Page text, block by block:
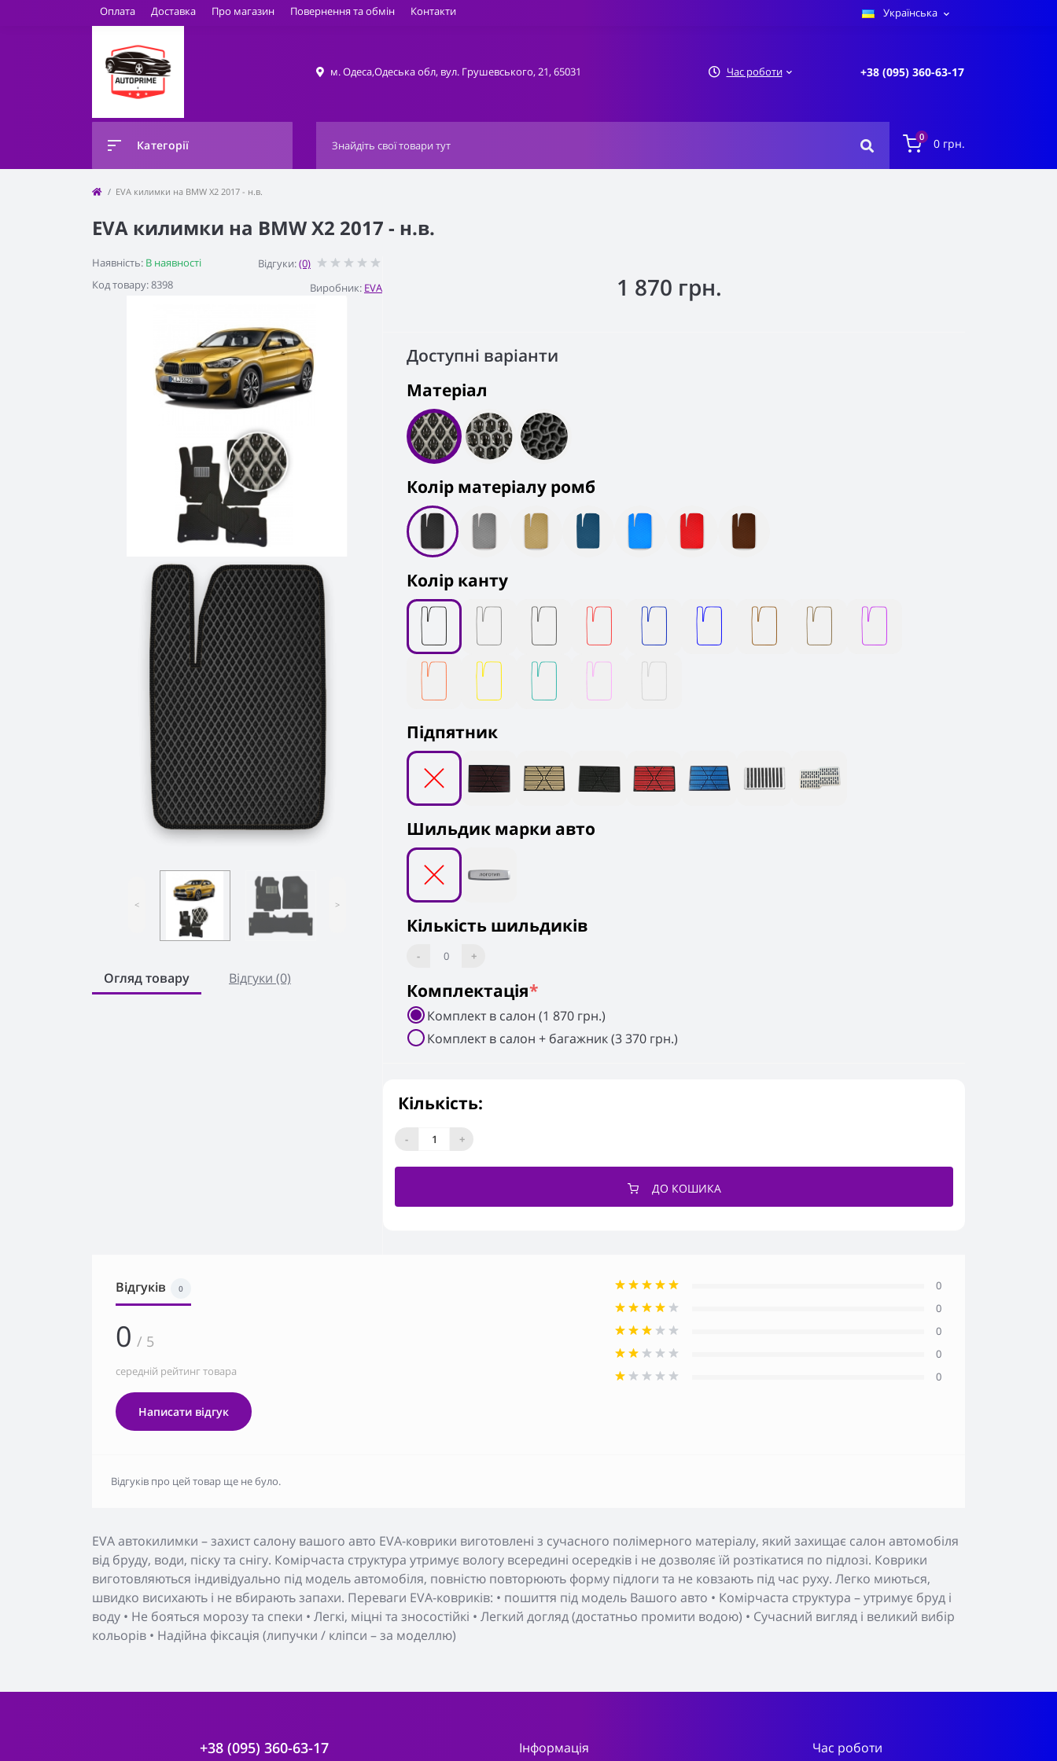
Оплата Доставка Про магазин Повернення та обмін Контакти Українська
м. Одеса,Одеська обл, вул. Грушевського, 21, 65031 Час роботи +38 (095) 360-63-17
Категорії
0 0 грн.
EVA килимки на BMW X2 2017 - н.в.
EVA килимки на BMW X2 2017 - н.в.
Наявність: В наявності
Код товару: 8398
Відгуки:(0)
Виробник: EVA
< >
Огляд товару Відгуки (0)
1 870 грн.
Доступні варіанти
Матеріал
Колiр матеріалу ромб
Колір канту
Підпятник
Шильдик марки авто
Кількість шильдиків
- 0 +
Комплектація*
Комплект в салон (1 870 грн.)
Комплект в салон + багажник (3 370 грн.)
Кількість:
- +
ДО КОШИКА
EVA автокилимки – захист салону вашого авто EVA-коврики виготовлені з сучасного полімерного матеріалу, який захищає салон автомобіля
від бруду, води, піску та снігу. Комірчаста структура утримує вологу всередині осередків і не дозволяє їй розтікатися по підлозі. Коврики
виготовляються індивідуально під модель автомобіля, повністю повторюють форму підлоги та не ковзають під час руху. Легко миються,
швидко висихають і не вбирають запахи. Переваги EVA-ковриків: • пошиття під модель Вашого авто • Комірчаста структура – утримує бруд і
воду • Не бояться морозу та спеки • Легкі, міцні та зносостійкі • Легкий догляд (достатньо промити водою) • Сучасний вигляд і великий вибір
кольорів • Надійна фіксація (липучки / кліпси – за моделлю)
Відгуків 0
0 / 5
середній рейтинг товара
Написати відгук
0
0
0
0
0
Відгуків про цей товар ще не було.
+38 (095) 360-63-17 Інформація Час роботи